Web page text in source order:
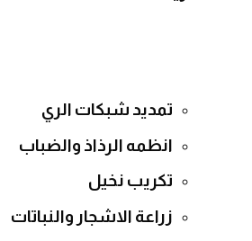
تمديد شبكات الري
انظمه الرذاذ والضباب
تكريب نخيل
زراعة الاشجار والنباتات